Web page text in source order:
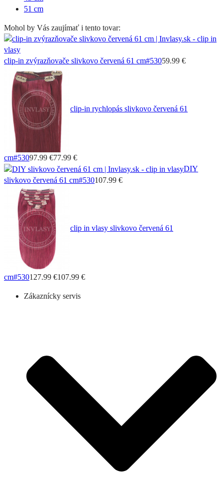
51 cm
Mohol by Vás zaujímať i tento tovar:
clip-in zvýrazňovače slivkovo červená 61 cm#53059.99 €
clip-in rychlopás slivkovo červená 61
cm#53097.99 €77.99 €
DIY
slivkovo červená 61 cm#530107.99 €
clip in vlasy slivkovo červená 61
cm#530127.99 €107.99 €
Zákaznícky servis